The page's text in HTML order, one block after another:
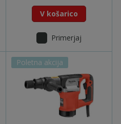
V košarico
Primerjaj
Poletna akcija